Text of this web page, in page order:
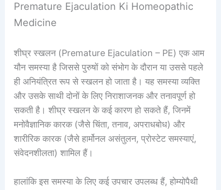
Premature Ejaculation Ki Homeopathic
Medicine
शीघ्र स्खलन (Premature Ejaculation – PE) एक आम
यौन समस्या है जिससे पुरुषों को संभोग के दौरान या उससे पहले
ही अनियंत्रित रूप से स्खलन हो जाता है। यह समस्या व्यक्ति
और उसके साथी दोनों के लिए निराशाजनक और तनावपूर्ण हो
सकती है। शीघ्र स्खलन के कई कारण हो सकते हैं, जिनमें
मनोवैज्ञानिक कारक (जैसे चिंता, तनाव, अपराधबोध) और
शारीरिक कारक (जैसे हार्मोनल असंतुलन, प्रोस्टेट समस्याएं,
संवेदनशीलता) शामिल हैं।
हालांकि इस समस्या के लिए कई उपचार उपलब्ध हैं, होम्योपैथी